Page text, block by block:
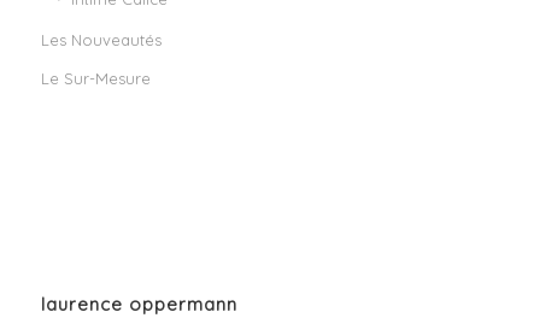
Les Nouveautés
Le Sur-Mesure
laurence oppermann